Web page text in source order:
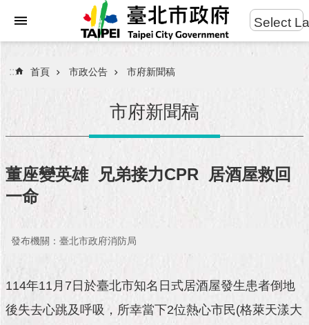
進
搜
民
服
務
府
隊
市
Select
::: 首頁 市政公告 市府新聞稿
市府新聞稿
董座變英雄 兄弟接力CPR 居酒屋救回
一命
發布機關：臺北市政府消防局
114年11月7日於臺北市知名日式居酒屋發生患者倒地
後失去心跳及呼吸，所幸當下2位熱心市民(格萊天漾大